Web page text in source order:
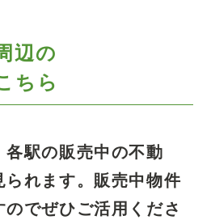
辺の
ちら
駅の販売中の不動
れます。 販売中物件
でぜひご活用くださ